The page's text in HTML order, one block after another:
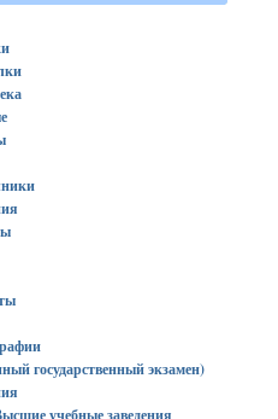
государственный экзамен)
учебные заведения